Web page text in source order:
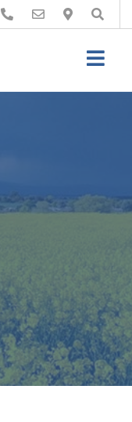
Buscar